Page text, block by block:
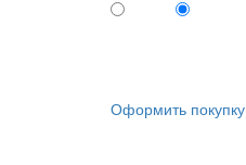
Оформить покупку